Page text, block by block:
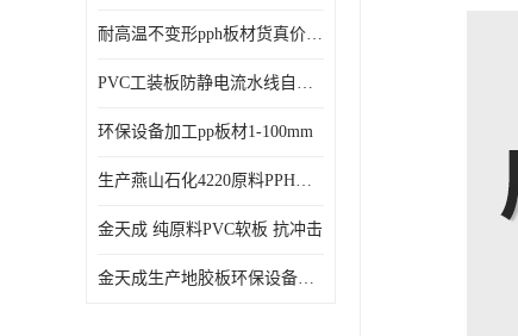
耐高温不变形pph板材货真价值pph板材
PVC工装板防静电流水线自动化倍速线工装板
环保设备加工pp板材1-100mm
生产燕山石化4220原料PPH板材
金天成 纯原料PVC软板 抗冲击
金天成生产地胶板环保设备内衬焊接用半圆pvc软焊条